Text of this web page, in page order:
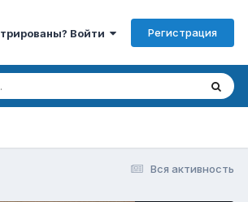
Войти Регистрация
Вся активность